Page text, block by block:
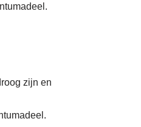
zijn en